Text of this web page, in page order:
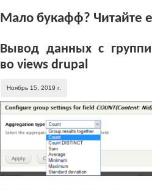
Мало букафф? Читайте
Вывод данных с
во views drupal
Ноябрь 15, 2019 г.